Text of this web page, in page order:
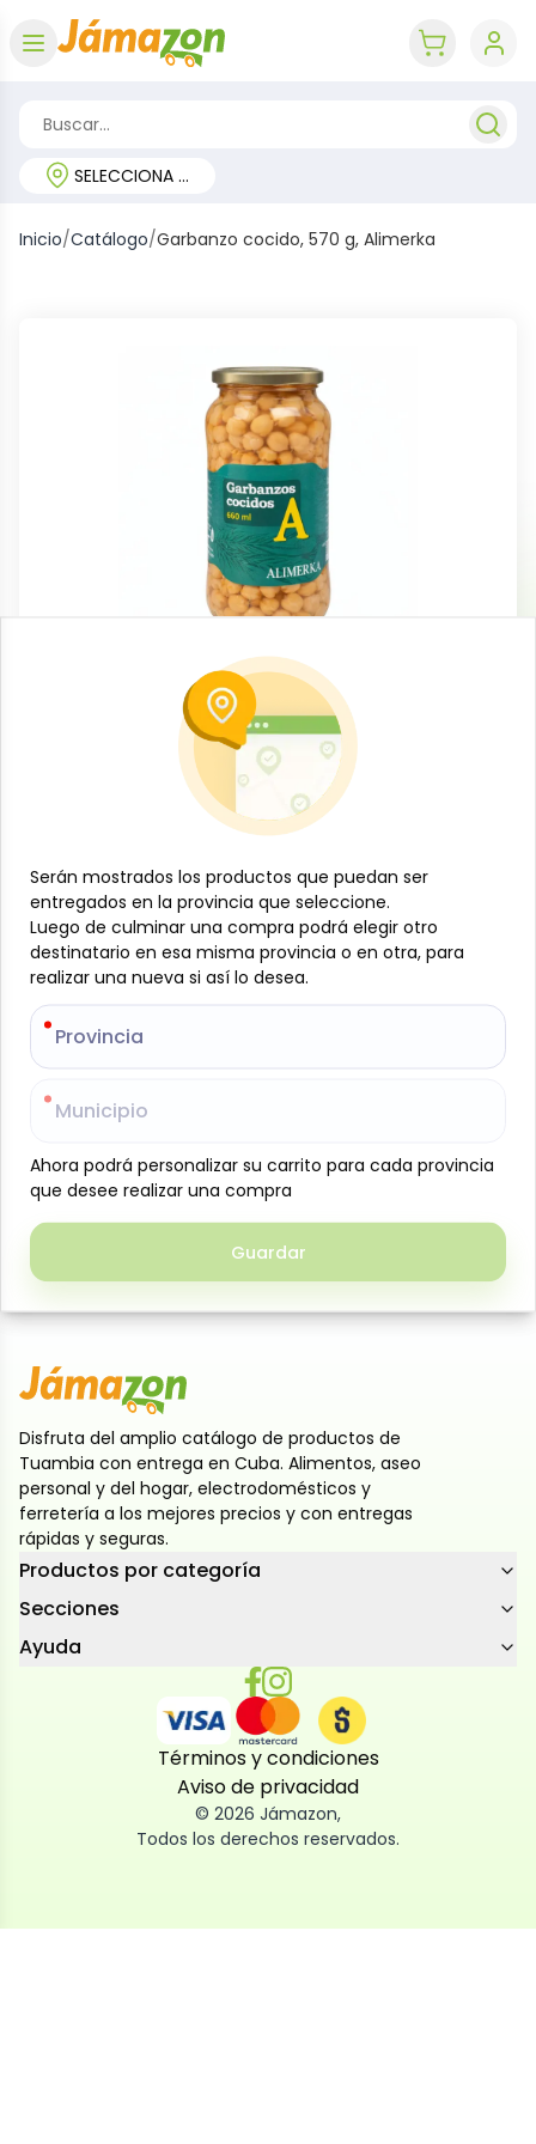
SELECCIONA TU REGIÓN
Inicio/Catálogo/Garbanzo cocido, 570 g, Alimerka
Conservas, enlatados y congelados
Garbanzo cocido, 570 g, Alimerka
B-JAM-001-2011
Especificaciones
-
Los garbanzos cocidos Alimerka son una conserva
de legumbres listas para consumir, elaboradas con
garbanzos seleccionados y cocidos hasta lograr una
textura tierna y uniforme. Se presentan en su líquido
de conservación para mantener su sabor natural y
su calidad. Son muy prácticos para preparar platos
hummus o salteados, sin necesidad de remojo ni
cocción previa. Su formato de 570 g es ideal para el
Disfruta del amplio catálogo de productos de
Tuambia con entrega en Cuba. Alimentos, aseo
personal y del hogar, electrodomésticos y
ferretería a los mejores precios y con entregas
rápidas y seguras.
Productos por categoría
Secciones
Ayuda
Términos y condiciones
Aviso de privacidad
© 2026 Jámazon,
Todos los derechos reservados.
Serán mostrados los productos que puedan ser
entregados en la provincia que seleccione.
Luego de culminar una compra podrá elegir otro
destinatario en esa misma provincia o en otra, para
realizar una nueva si así lo desea.
Provincia
Municipio
Ahora podrá personalizar su carrito para cada provincia
que desee realizar una compra
Guardar
Serán mostrados los productos que puedan ser
entregados en la provincia que seleccione.
Luego de culminar una compra podrá elegir otro
destinatario en esa misma provincia o en otra, para
realizar una nueva si así lo desea.
Provincia
Municipio
Ahora podrá personalizar su carrito para cada provincia
que desee realizar una compra
Guardar